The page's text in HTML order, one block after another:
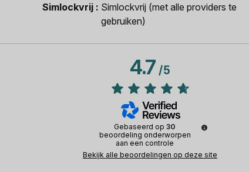
Simlockvrij
Simlockvrij (met alle providers te
gebruiken)
4.7/5
Gebaseerd op30
beoordeling onderworpen
aan een controle
Bekijk alle beoordelingen op deze site